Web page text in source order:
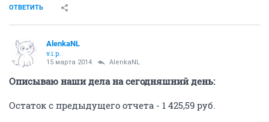
Отписываюсь по состоянию фин. дел на
сегодняшний день
:
Остаток с предыдущего отчета - 1 425,59 руб.
700 руб.
Поступило на карточку для приобретения корма